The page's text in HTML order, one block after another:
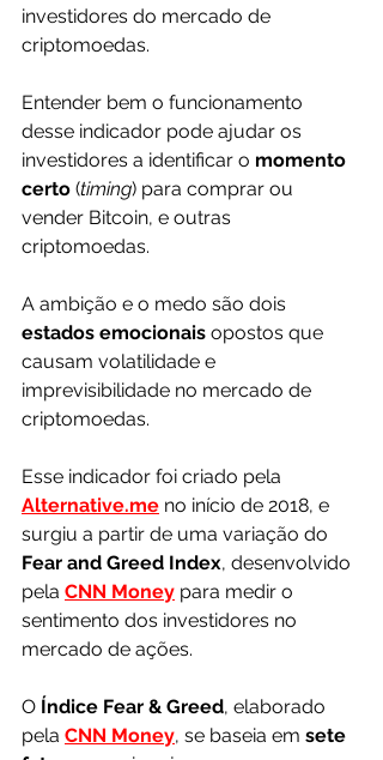
investidores do mercado de
criptomoedas.
Entender bem o funcionamento
desse indicador pode ajudar os
investidores a identificar o momento
certo (timing) para comprar ou
vender Bitcoin, e outras
criptomoedas.
A ambição e o medo são dois
estados emocionais opostos que
causam volatilidade e
imprevisibilidade no mercado de
criptomoedas.
Esse indicador foi criado pela
Alternative.me no início de 2018, e
surgiu a partir de uma variação do
Fear and Greed Index, desenvolvido
pela CNN Money para medir o
sentimento dos investidores no
mercado de ações.
O Índice Fear & Greed, elaborado
pela CNN Money, se baseia em sete